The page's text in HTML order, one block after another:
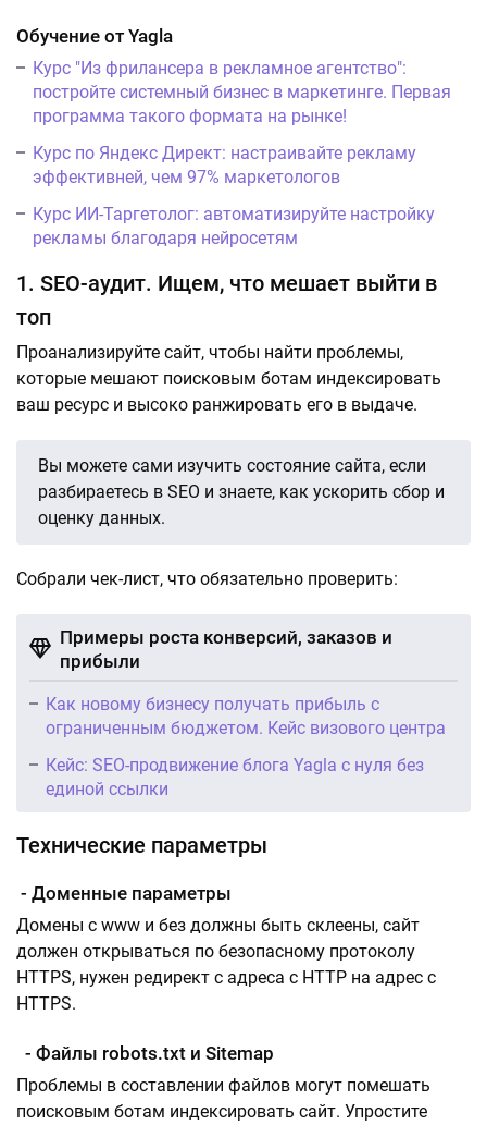
Обучение от Yagla
Курс "Из фрилансера в рекламное агентство":
постройте системный бизнес в маркетинге. Первая
программа такого формата на рынке!
Курс по Яндекс Директ: настраивайте рекламу
эффективней, чем 97% маркетологов
Курс ИИ-Таргетолог: автоматизируйте настройку
рекламы благодаря нейросетям
1. SEO-аудит. Ищем, что мешает выйти в
топ
Проанализируйте сайт, чтобы найти проблемы,
которые мешают поисковым ботам индексировать
ваш ресурс и высоко ранжировать его в выдаче.
Вы можете сами изучить состояние сайта, если
разбираетесь в SEO и знаете, как ускорить сбор и
оценку данных.
Собрали чек-лист, что обязательно проверить:
Примеры роста конверсий, заказов и
прибыли
Как новому бизнесу получать прибыль с
ограниченным бюджетом. Кейс визового центра
Кейс: SEO-продвижение блога Yagla с нуля без
единой ссылки
Технические параметры
- Доменные параметры
Домены с www и без должны быть склеены, сайт
должен открываться по безопасному протоколу
HTTPS, нужен редирект с адреса с HTTP на адрес с
HTTPS.
- Файлы robots.txt и Sitemap
Проблемы в составлении файлов могут помешать
поисковым ботам индексировать сайт. Упростите